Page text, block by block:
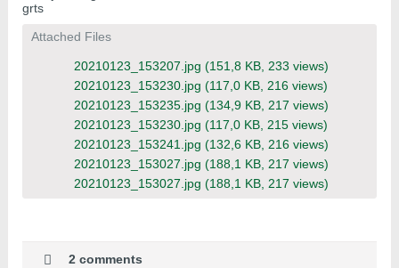
grts
Attached Files
20210123_153207.jpg (151,8 KB, 233 views)
20210123_153230.jpg (117,0 KB, 216 views)
20210123_153235.jpg (134,9 KB, 217 views)
20210123_153230.jpg (117,0 KB, 215 views)
20210123_153241.jpg (132,6 KB, 216 views)
20210123_153027.jpg (188,1 KB, 217 views)
20210123_153027.jpg (188,1 KB, 217 views)
2 comments